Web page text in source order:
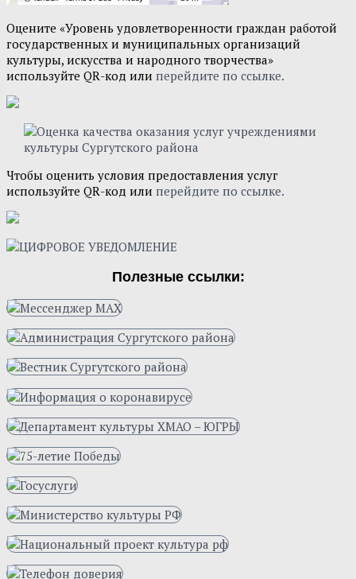
Оцените «Уровень удовлетворенности граждан работой
государственных и муниципальных организаций
культуры, искусства и народного творчества»
используйте QR-код или перейдите по ссылке.
Чтобы оценить условия предоставления услуг
используйте QR-код или перейдите по ссылке.
Полезные ссылки: